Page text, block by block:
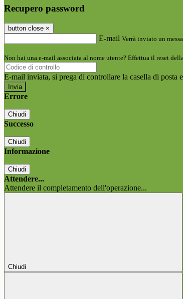
Recupero password
button close ×
E-mail Verrà inviato un
Non hai una e-mail associata al nome utente? Effettua il reset
E-mail inviata, si prega di controllare la casella di posta
Errore
Chiudi
Successo
Chiudi
Informazione
Chiudi
Attendere...
Attendere il completamento dell'operazione...
Chiudi